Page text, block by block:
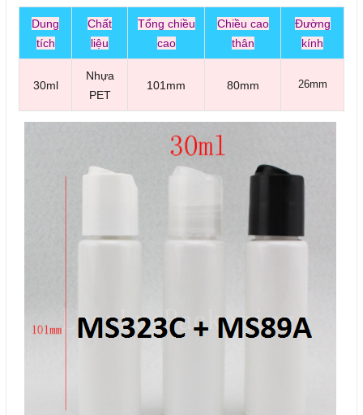
Dung
tích
Chất
liệu
Tổng chiều
cao
Chiều cao
thân
Đường
kính
30ml
Nhựa
PET
101mm 80mm 26mm